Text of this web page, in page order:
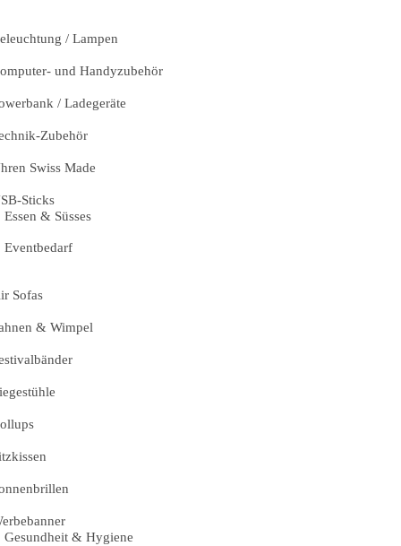
/ Lampen
und Handyzubehör
/ Ladegeräte
Zubehör
Swiss Made
Sticks
Essen & Süsses
Eventbedarf
Sofas
& Wimpel
Gesundheit & Hygiene